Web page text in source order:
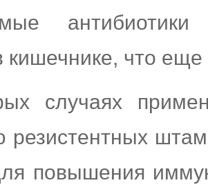
кишечнике, что
случаях
резистентных
повышения